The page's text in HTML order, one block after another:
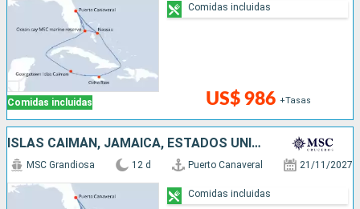
Comidas incluidas US$ 986 +Tasas
Comidas incluidas
ISLAS CAIMÁN, JAMAICA, ESTADOS UNIDOS, BAHAMAS
MSC Grandiosa 12 d Puerto Canaveral 21/11/2027
Comidas incluidas